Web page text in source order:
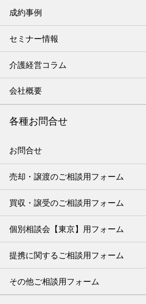
成約事例
セミナー情報
介護経営コラム
会社概要
各種お問合せ
お問合せ
売却・譲渡のご相談用フォーム
買収・譲受のご相談用フォーム
個別相談会【東京】用フォーム
提携に関するご相談用フォーム
その他ご相談用フォーム